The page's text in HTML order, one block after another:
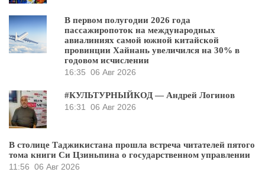
В первом полугодии 2026 года
пассажиропоток на международных
авиалиниях самой южной китайской
провинции Хайнань увеличился на 30% в
годовом исчислении
16:35 06 Авг 2026
#КУЛЬТУРНЫЙКОД — Андрей Логинов
16:31
06 Авг 2026
В столице Таджикистана прошла встреча читателей пятого
тома книги Си Цзиньпина о государственном управлении
11:56 06 Авг 2026